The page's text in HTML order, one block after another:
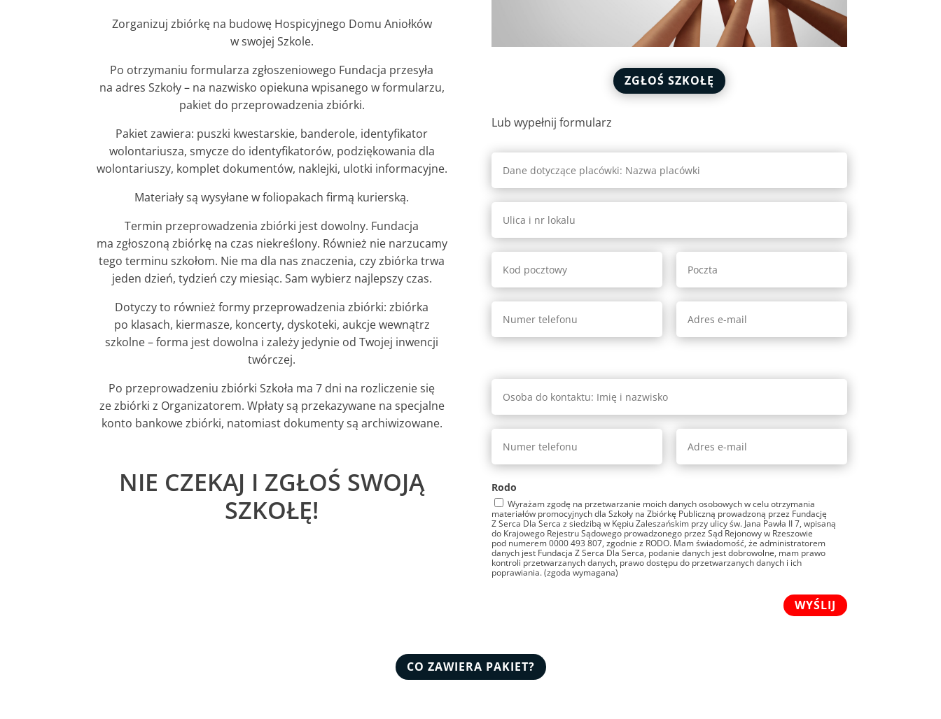
Zorganizuj zbiórkę na budowę Hospicyjnego Domu Aniołków
w swojej Szkole.
Po otrzymaniu formularza zgłoszeniowego Fundacja przesyła
na adres Szkoły – na nazwisko opiekuna wpisanego w formularzu,
pakiet do przeprowadzenia zbiórki.
Pakiet zawiera: puszki kwestarskie, banderole, identyfikator
wolontariusza, smycze do identyfikatorów, podziękowania dla
wolontariuszy, komplet dokumentów, naklejki, ulotki informacyjne.
Materiały są wysyłane w foliopakach firmą kurierską.
Termin przeprowadzenia zbiórki jest dowolny. Fundacja
ma zgłoszoną zbiórkę na czas niekreślony. Również nie narzucamy
tego terminu szkołom. Nie ma dla nas znaczenia, czy zbiórka trwa
jeden dzień, tydzień czy miesiąc. Sam wybierz najlepszy czas.
Dotyczy to również formy przeprowadzenia zbiórki: zbiórka
po klasach, kiermasze, koncerty, dyskoteki, aukcje wewnątrz
szkolne – forma jest dowolna i zależy jedynie od Twojej inwencji
twórczej.
Po przeprowadzeniu zbiórki Szkoła ma 7 dni na rozliczenie się
ze zbiórki z Organizatorem. Wpłaty są przekazywane na specjalne
konto bankowe zbiórki, natomiast dokumenty są archiwizowane.
NIE CZEKAJ I ZGŁOŚ SWOJĄ
SZKOŁĘ!
ZGŁOŚ SZKOŁĘ
Lub wypełnij formularz
Rodo
Wyrażam zgodę na przetwarzanie moich danych osobowych w celu otrzymania
materiałów promocyjnych dla Szkoły na Zbiórkę Publiczną prowadzoną przez Fundację
Z Serca Dla Serca z siedzibą w Kępiu Zaleszańskim przy ulicy św. Jana Pawła II 7, wpisaną
do Krajowego Rejestru Sądowego prowadzonego przez Sąd Rejonowy w Rzeszowie
pod numerem 0000 493 807, zgodnie z RODO. Mam świadomość, że administratorem
danych jest Fundacja Z Serca Dla Serca, podanie danych jest dobrowolne, mam prawo
kontroli przetwarzanych danych, prawo dostępu do przetwarzanych danych i ich
poprawiania. (zgoda wymagana)
t
e
CO ZAWIERA PAKIET?